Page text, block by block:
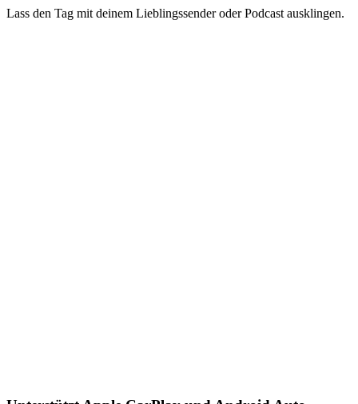
Lass den Tag mit deinem Lieblingssender oder Podcast ausklingen.